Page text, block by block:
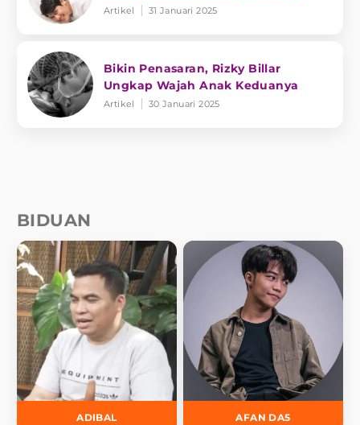
Artikel 31 Januari 2025
Bikin Penasaran, Rizky Billar
Ungkap Wajah Anak Keduanya
Artikel 30 Januari 2025
BIDUAN
ADIBAL AFAN DA5